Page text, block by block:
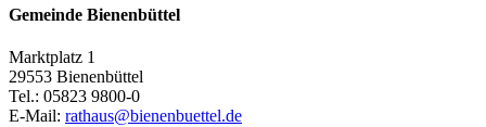
Gemeinde Bienenbüttel
Marktplatz 1
29553 Bienenbüttel
Tel.: 05823 9800-0
E-Mail: rathaus@bienenbuettel.de